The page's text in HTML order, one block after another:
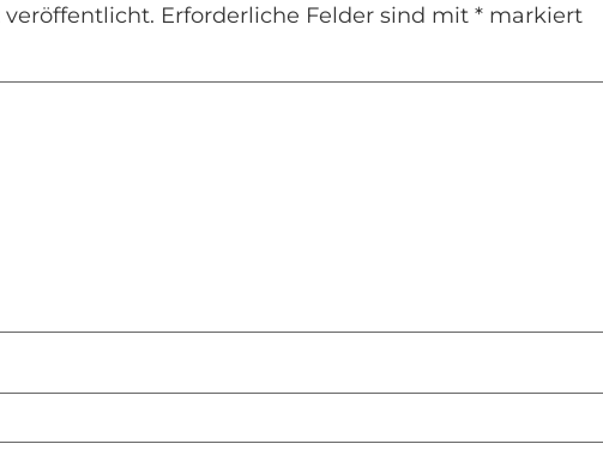
veröffentlicht. Erforderliche Felder sind mit * markiert